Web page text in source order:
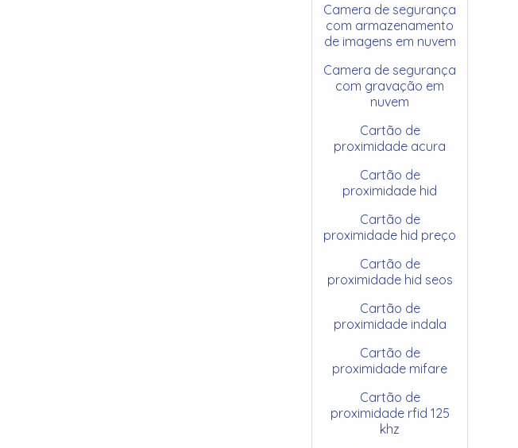
Camera de segurança
com armazenamento
de imagens em nuvem
Camera de segurança
com gravação em
nuvem
Cartão de
proximidade acura
Cartão de
proximidade hid
Cartão de
proximidade hid preço
Cartão de
proximidade hid seos
Cartão de
proximidade indala
Cartão de
proximidade mifare
Cartão de
proximidade rfid 125
khz